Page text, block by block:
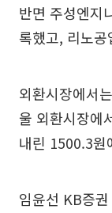
반면 주성엔지
록했고, 리노
외환시장에서
울 외환시장에
내린 1500.3원
임윤선 KB증